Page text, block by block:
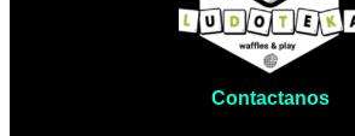
Contactanos